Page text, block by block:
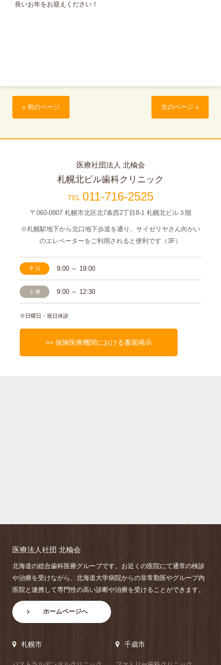
良いお年をお迎えください！
« 前のページ 次のページ »
医療社団法人 北楡会
札幌北ビル歯科クリニック
011-716-2525
〒060-0807 札幌市北区北7条西2丁目8-1 札幌北ビル３階
※札幌駅地下から北口地下歩道を通り、サイゼリヤさん向かい
のエレベーターをご利用されると便利です（3F）
平日 9:00 ～ 19:00
土曜 9:00 ～ 12:30
※日曜日・祝日休診
>> 保険医療機関における書面掲示
医療法人社団 北楡会
北海道の総合歯科医療グループです。お近くの医院にて通常の検診
や治療を受けながら、北海道大学病院からの非常勤医やグループ内
医院と連携して専門性の高い診断や治療を受けることができます。
ホームページへ
札幌市 千歳市